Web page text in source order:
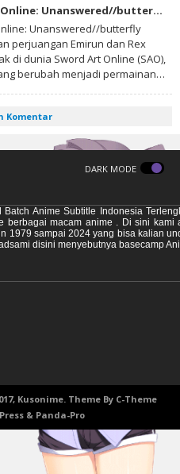
Sword Art Online: Unanswered//butterfly Subtitle Indonesia
Unanswered//butterfly
perjuangan Emirun dan Rex
di dunia Sword Art Online (SAO),
berubah menjadi permainan…
Komentar
DARK MODE
Anime Subtitle Indonesia
berbagai macam anime . Di sini kami
1979 sampai 2024 yang bisa kalian
disini menyebutnya basecamp
Kusonime. Theme By C-Theme
& Panda-Pro